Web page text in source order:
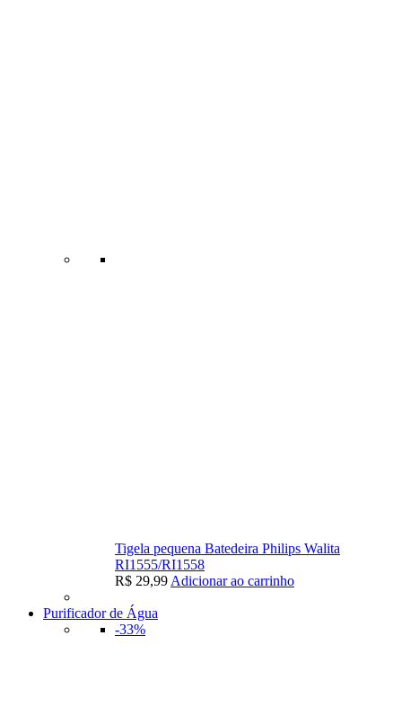
Tigela pequena Batedeira Philips Walita
RI1555/RI1558
R$ 29,99 Adicionar ao carrinho
Purificador de Água
-33%